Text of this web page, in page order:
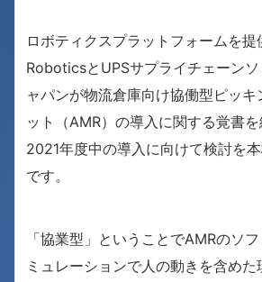
ロボティクスプラットフォームを
RoboticsとUPSサプライチェーン
ャパンが物流倉庫向け協働型ピッ
ット（AMR）の導入に関する覚書を
2021年度中の導入に向けて検討を
です。
「協業型」ということでAMRのソ
ミュレーションで人の動きを含めた